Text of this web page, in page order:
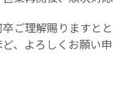
ご理解賜りますとと
、よろしくお願い申